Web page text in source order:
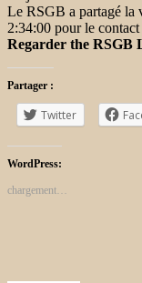
Le RSGB a partagé la
2:34:00 pour le
Regarder the RSGB
Partager :
Twitter
WordPress:
chargement…